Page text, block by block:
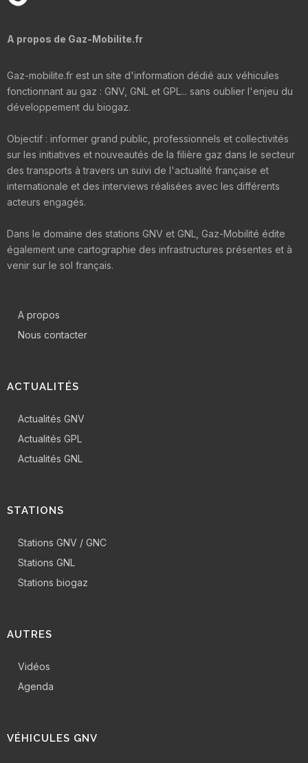
A propos de Gaz-Mobilite.fr
Gaz-mobilite.fr est un site d'information dédié aux véhicules
fonctionnant au gaz : GNV, GNL et GPL... sans oublier l'enjeu du
développement du biogaz.
Objectif : informer grand public, professionnels et collectivités
sur les initiatives et nouveautés de la filière gaz dans le secteur
des transports à travers un suivi de l'actualité française et
internationale et des interviews réalisées avec les différents
acteurs engagés.
Dans le domaine des stations GNV et GNL, Gaz-Mobilité édite
également une cartographie des infrastructures présentes et à
venir sur le sol français.
A propos
Nous contacter
ACTUALITÉS
Actualités GNV
Actualités GPL
Actualités GNL
STATIONS
Stations GNV / GNC
Stations GNL
Stations biogaz
AUTRES
Vidéos
Agenda
VÉHICULES GNV